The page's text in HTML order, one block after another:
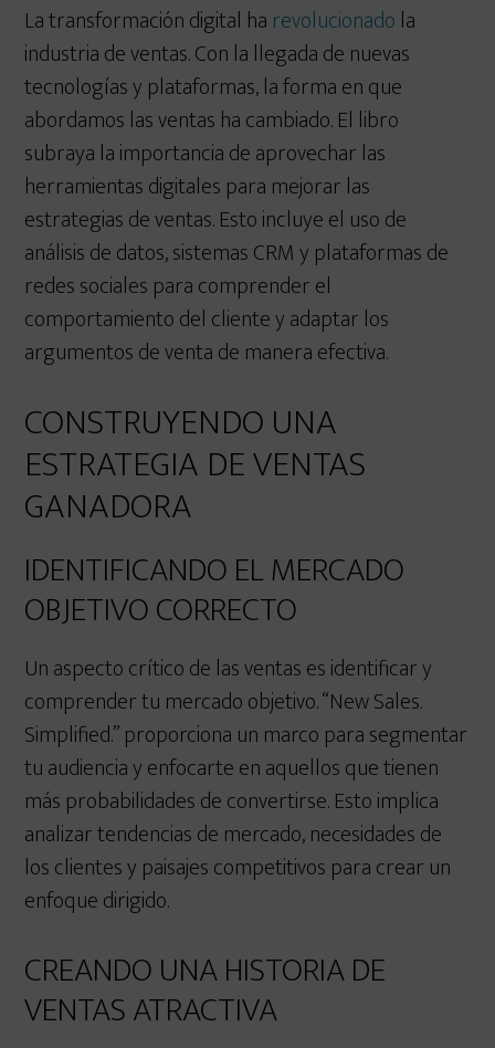
La transformación digital ha revolucionado la
industria de ventas. Con la llegada de nuevas
tecnologías y plataformas, la forma en que
abordamos las ventas ha cambiado. El libro
subraya la importancia de aprovechar las
herramientas digitales para mejorar las
estrategias de ventas. Esto incluye el uso de
análisis de datos, sistemas CRM y plataformas de
redes sociales para comprender el
comportamiento del cliente y adaptar los
argumentos de venta de manera efectiva.
CONSTRUYENDO UNA
ESTRATEGIA DE VENTAS
GANADORA
IDENTIFICANDO EL MERCADO
OBJETIVO CORRECTO
Un aspecto crítico de las ventas es identificar y
comprender tu mercado objetivo. “New Sales.
Simplified.” proporciona un marco para segmentar
tu audiencia y enfocarte en aquellos que tienen
más probabilidades de convertirse. Esto implica
analizar tendencias de mercado, necesidades de
los clientes y paisajes competitivos para crear un
enfoque dirigido.
CREANDO UNA HISTORIA DE
VENTAS ATRACTIVA